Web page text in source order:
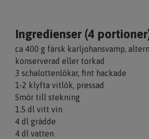
Ingredienser (4
ca 400 g färsk karljohansvamp,
konserverad eller torkad
3 schalottenlökar, fint hackade
1-2 klyfta vitlök, pressad
Smör till stekning
1.5 dl vitt vin
4 dl grädde
4 dl vatten